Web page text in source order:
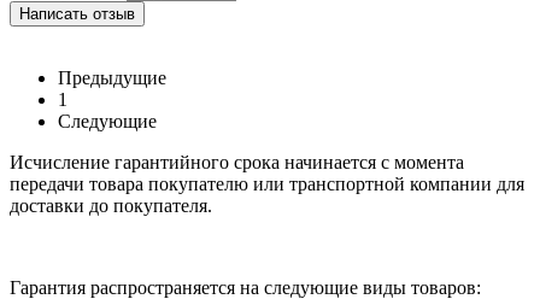
Написать отзыв
Предыдущие
1
Следующие
Исчисление гарантийного срока начинается с момента
передачи товара покупателю или транспортной компании для
доставки до покупателя.
Гарантия распространяется на следующие виды товаров: